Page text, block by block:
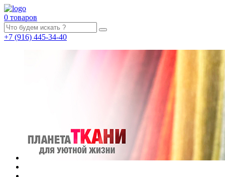
0 товаров
+7 (916) 445-34-40